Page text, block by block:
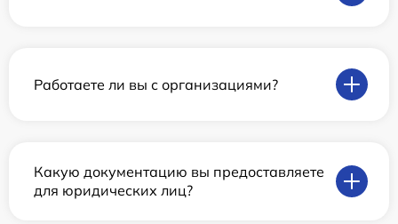
Работаете ли вы с организациями?
Какую документацию вы предоставляете
для юридических лиц?